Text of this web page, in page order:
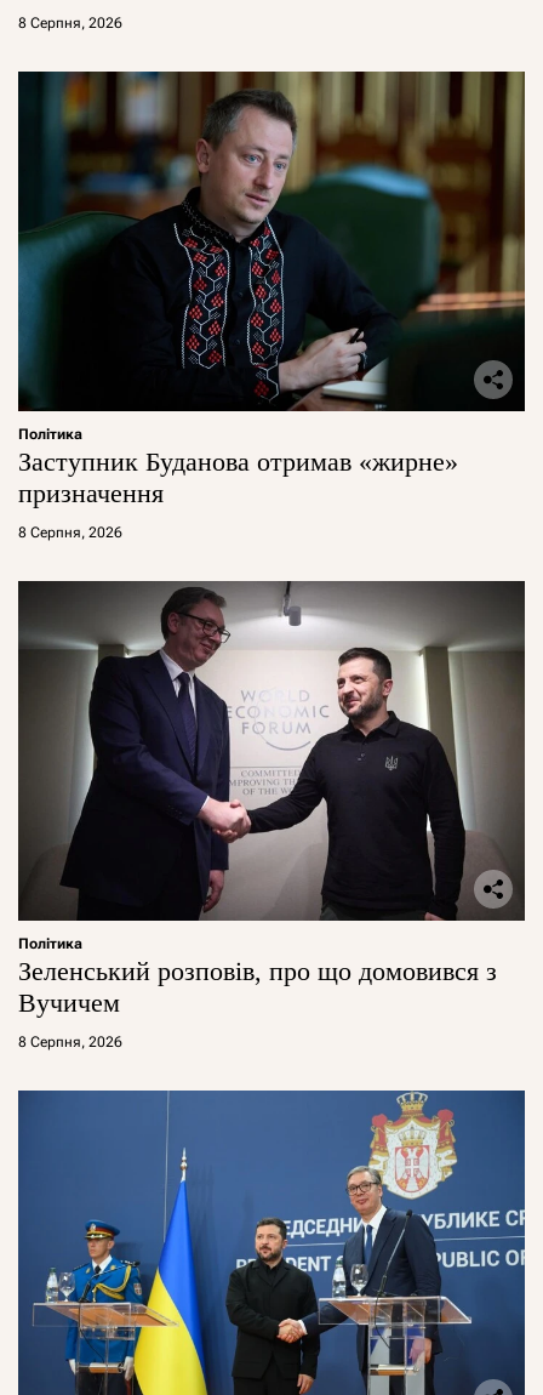
8 Серпня, 2026
Політика
Заступник Буданова отримав «жирне»
призначення
8 Серпня, 2026
Політика
Зеленський розповів, про що домовився з
Вучичем
8 Серпня, 2026